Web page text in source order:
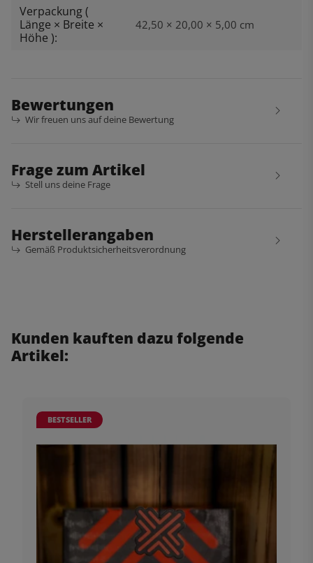
Verpackung (
Länge × Breite ×
Höhe ):
42,50 × 20,00 × 5,00 cm
Bewertungen
Wir freuen uns auf deine Bewertung
Frage zum Artikel
Stell uns deine Frage
Herstellerangaben
Gemäß Produktsicherheitsverordnung
Kunden kauften dazu folgende
Artikel:
BESTSELLER